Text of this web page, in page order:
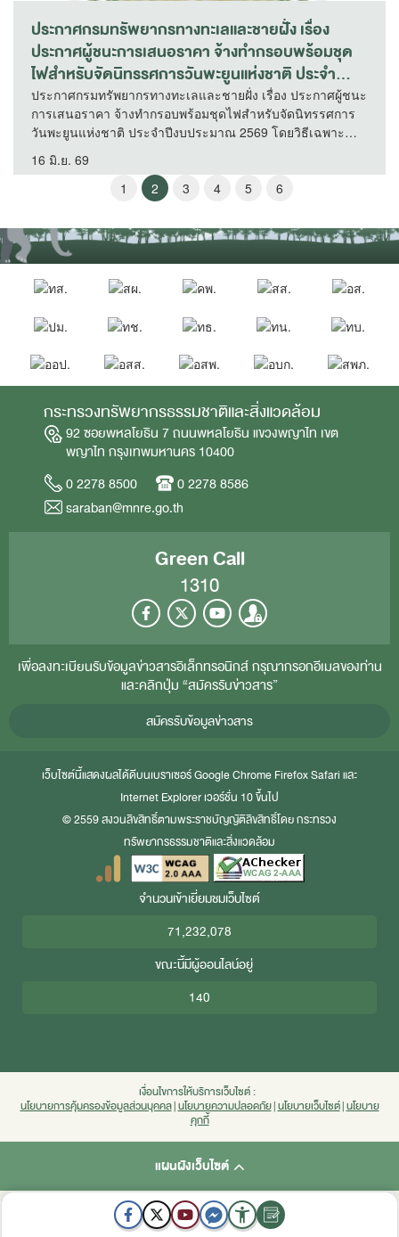
ประกาศกรมทรัพยากรทางทะเลและชายฝั่ง เรื่อง
ประกาศผู้ชนะการเสนอราคา จ้างทำกรอบพร้อมชุด
ไฟสำหรับจัดนิทรรศการวันพะยูนแห่งชาติ ประจำ
ปีงบประมาณ 2569 โดยวิธีเฉพาะเจาะจง (กองอนุรักษ์
ทรัพยากรทางทะเล)
ประกาศกรมทรัพยากรทางทะเลและชายฝั่ง เรื่อง ประกาศผู้ชนะ
การเสนอราคา จ้างทำกรอบพร้อมชุดไฟสำหรับจัดนิทรรศการ
วันพะยูนแห่งชาติ ประจำปีงบประมาณ 2569 โดยวิธีเฉพาะ
16 มิ.ย. 69
1
2 3 4 5 6
กระทรวงทรัพยากรธรรมชาติและสิ่งแวดล้อม
92 ซอยพหลโยธิน 7 ถนนพหลโยธิน แขวงพญาไท เขต
พญาไท กรุงเทพมหานคร 10400
0 2278 8500
0 2278 8586
saraban@mnre.go.th
Green Call
1310
เพื่อลงทะเบียนรับข้อมูลข่าวสารอิเล็กทรอนิกส์ กรุณากรอกอีเมลของท่าน
และคลิกปุ่ม “สมัครรับข่าวสาร”
สมัครรับข้อมูลข่าวสาร
เว็บไซต์นี้แสดงผลได้ดีบนเบราเซอร์Google Chrome FirefoxSafari และ
Internet Explorer เวอร์ชั่น 10 ขึ้นไป
© 2559 สงวนลิขสิทธิ์ตามพระราชบัญญัติลิขสิทธิ์โดย กระทรวง
ทรัพยากรธรรมชาติและสิ่งแวดล้อม
จำนวนเข้าเยี่ยมชมเว็บไซต์
71,232,078
ขณะนี้มีผู้ออนไลน์อยู่
140
เงื่อนไขการให้บริการเว็บไซต์ :
นโยบายการคุ้มครองข้อมูลส่วนบุคคล|นโยบายความปลอดภัย|นโยบายเว็บไซต์|นโยบาย
คุกกี้
แผนผังเว็บไซต์